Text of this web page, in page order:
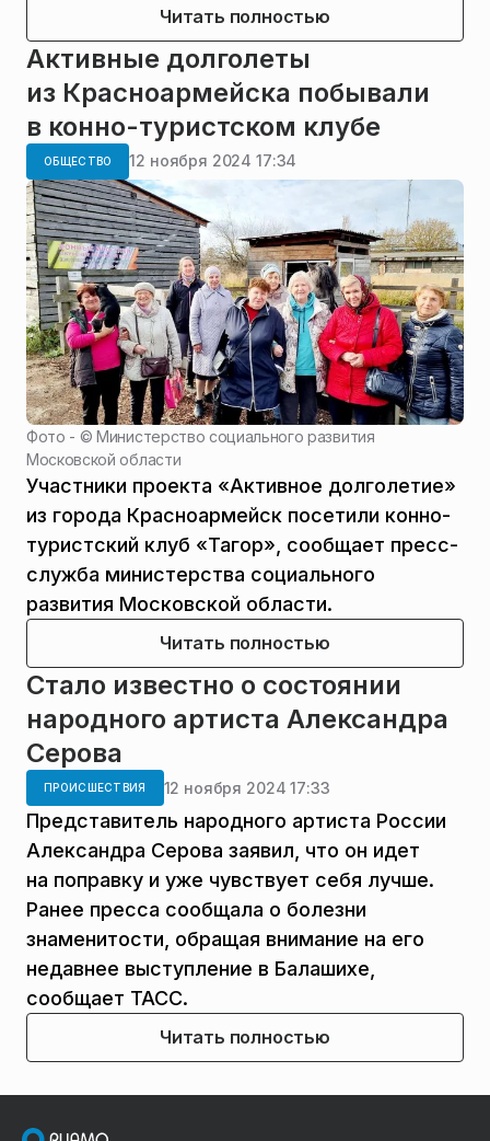
Читать полностью
Активные долголеты
из Красноармейска побывали
в конно-туристском клубе
ОБЩЕСТВО 12 ноября 2024 17:34
Фото - ©Министерство социального развития
Московской области
Участники проекта «Активное долголетие»
из города Красноармейск посетили конно-
туристский клуб «Тагор», сообщает пресс-
служба министерства социального
развития Московской области.
Читать полностью
Стало известно о состоянии
народного артиста Александра
Серова
ПРОИСШЕСТВИЯ 12 ноября 2024 17:33
Представитель народного артиста России
Александра Серова заявил, что он идет
на поправку и уже чувствует себя лучше.
Ранее пресса сообщала о болезни
знаменитости, обращая внимание на его
недавнее выступление в Балашихе,
сообщает ТАСС.
Читать полностью